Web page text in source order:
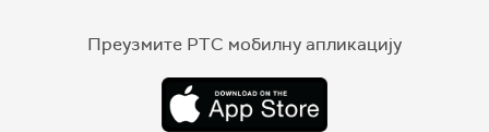
Преузмите РТС мобилну апликацију